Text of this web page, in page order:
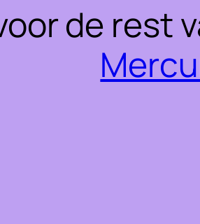
de rest